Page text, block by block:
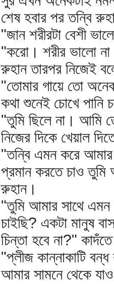
শেষ হবার পর তন্বি
"জান শরীরটা বেশী
"করো। শরীর ভালো না
রুহান তারপর নিজেই
"তোমার গায়ে তো
কথা শুনেই চোখে
"তুমি ছিলে না। আমি
নিজের দিকে খেয়াল
"তন্বি এমন করে
প্রমান করতে চাও তুমি
রুহান।
"তুমি আমার সাথে
চাইছি? একটা মানুষ
চিন্তা হবে না?"
"প্লীজ কান্নাকাটি
আমার সামনে থেকে